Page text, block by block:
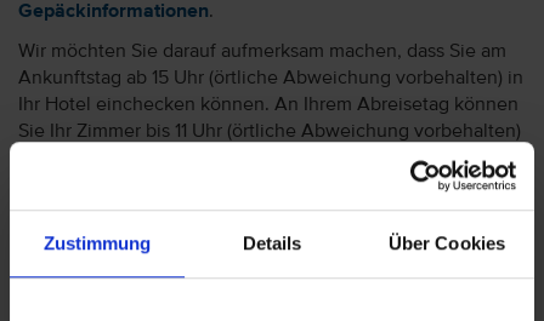
Zustimmung Details Über Cookies
Gepäckinformationen.
Wir möchten Sie darauf aufmerksam machen, dass Sie am
Ankunftstag ab 15 Uhr (örtliche Abweichung vorbehalten) in
Ihr Hotel einchecken können. An Ihrem Abreisetag können
Sie Ihr Zimmer bis 11 Uhr (örtliche Abweichung vorbehalten)
nutzen. Bitte beachten Sie, dass es bei Nur-Hotel-
Buchungen vorkommen kann, dass der Hotelier einen
Nachweis der Anreise aus einem EU-Land oder der Schweiz
fordert. Sollte ein derartiger Nachweis nicht gelingen, kann